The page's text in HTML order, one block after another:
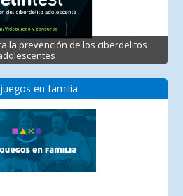
la prevención de los ciberdelitos
en familia